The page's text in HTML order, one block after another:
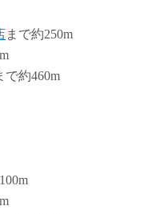
まで約250m
約460m